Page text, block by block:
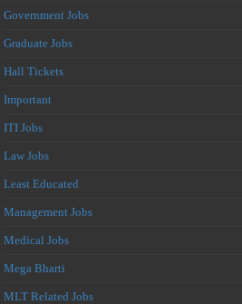
Government Jobs
Graduate Jobs
Hall Tickets
Important
ITI Jobs
Law Jobs
Least Educated
Management Jobs
Medical Jobs
Mega Bharti
MLT Related Jobs